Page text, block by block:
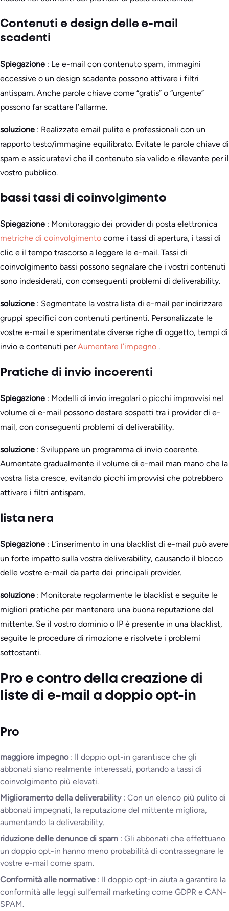
Contenuti e design delle e-mail
scadenti
Spiegazione : Le e-mail con contenuto spam, immagini
eccessive o un design scadente possono attivare i filtri
antispam. Anche parole chiave come “gratis” o “urgente”
possono far scattare l’allarme.
soluzione : Realizzate email pulite e professionali con un
rapporto testo/immagine equilibrato. Evitate le parole chiave di
spam e assicuratevi che il contenuto sia valido e rilevante per il
vostro pubblico.
bassi tassi di coinvolgimento
Spiegazione : Monitoraggio dei provider di posta elettronica
metriche di coinvolgimento come i tassi di apertura, i tassi di
clic e il tempo trascorso a leggere le e-mail. Tassi di
coinvolgimento bassi possono segnalare che i vostri contenuti
sono indesiderati, con conseguenti problemi di deliverability.
soluzione : Segmentate la vostra lista di e-mail per indirizzare
gruppi specifici con contenuti pertinenti. Personalizzate le
vostre e-mail e sperimentate diverse righe di oggetto, tempi di
invio e contenuti perAumentare l’impegno .
Pratiche di invio incoerenti
Spiegazione : Modelli di invio irregolari o picchi improvvisi nel
volume di e-mail possono destare sospetti tra i provider di e-
mail, con conseguenti problemi di deliverability.
soluzione : Sviluppare un programma di invio coerente.
Aumentate gradualmente il volume di e-mail man mano che la
vostra lista cresce, evitando picchi improvvisi che potrebbero
attivare i filtri antispam.
lista nera
Spiegazione : L’inserimento in una blacklist di e-mail può avere
un forte impatto sulla vostra deliverability, causando il blocco
delle vostre e-mail da parte dei principali provider.
soluzione : Monitorate regolarmente le blacklist e seguite le
migliori pratiche per mantenere una buona reputazione del
mittente. Se il vostro dominio o IP è presente in una blacklist,
seguite le procedure di rimozione e risolvete i problemi
sottostanti.
Pro e contro della creazione di
liste di e-mail a doppio opt-in
Pro
maggiore impegno : Il doppio opt-in garantisce che gli
abbonati siano realmente interessati, portando a tassi di
coinvolgimento più elevati.
Miglioramento della deliverability : Con un elenco più pulito di
abbonati impegnati, la reputazione del mittente migliora,
aumentando la deliverability.
riduzione delle denunce di spam : Gli abbonati che effettuano
un doppio opt-in hanno meno probabilità di contrassegnare le
vostre e-mail come spam.
Conformità alle normative : Il doppio opt-in aiuta a garantire la
conformità alle leggi sull’email marketing come GDPR e CAN-
SPAM.